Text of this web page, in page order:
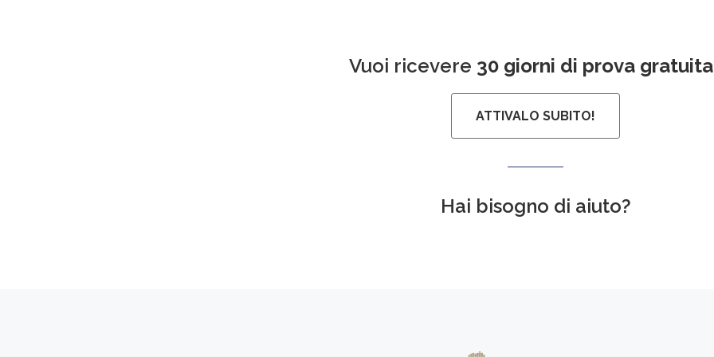
Vuoi ricevere 30 giorni di prova gratuita
ATTIVALO SUBITO!
Hai bisogno di aiuto?